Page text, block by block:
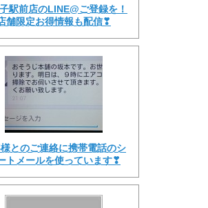
駅前店のLINE@ご登録を！
舗限定お得情報も配信❣
とのご連絡に携帯電話のシ
トメールを使っています❣